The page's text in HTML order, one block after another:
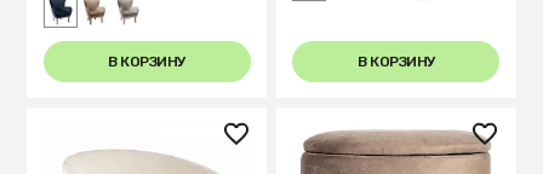
В КОРЗИНУ В КОРЗИНУ